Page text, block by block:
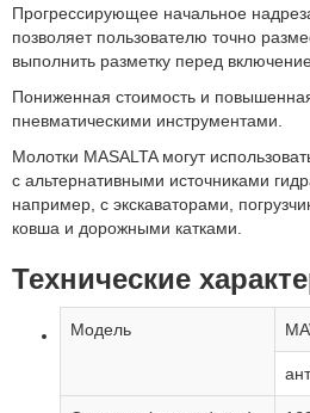
Прогрессирующее начальное
позволяет пользователю точно
выполнить разметку перед
Пониженная стоимость и
пневматическими инструментами.
Молотки MASALTA могут
с альтернативными источниками
например, с экскаваторами,
ковша и дорожными катками.
Технические
Модель